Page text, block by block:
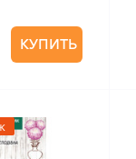
КУПИТЬ